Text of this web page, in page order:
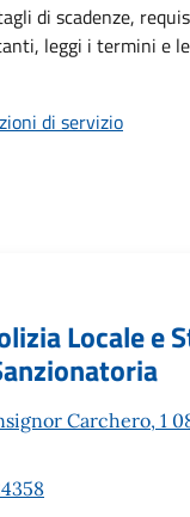
di scadenze,
leggi i termini e
di servizio
Locale e
Carchero, 1